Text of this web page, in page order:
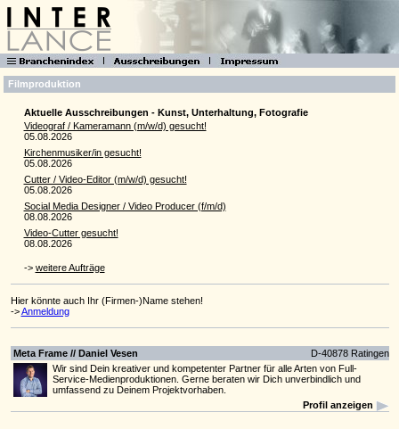
Filmproduktion
Aktuelle Ausschreibungen - Kunst, Unterhaltung, Fotografie
Videograf / Kameramann (m/w/d) gesucht!
05.08.2026
Kirchenmusiker/in gesucht!
05.08.2026
Cutter / Video-Editor (m/w/d) gesucht!
05.08.2026
Social Media Designer / Video Producer (f/m/d)
08.08.2026
Video-Cutter gesucht!
08.08.2026
-> weitere Aufträge
Hier könnte auch Ihr (Firmen-)Name stehen!
->Anmeldung
Meta Frame // Daniel Vesen
D-40878 Ratingen
Wir sind Dein kreativer und kompetenter Partner für alle Arten von Full-
Service-Medienproduktionen. Gerne beraten wir Dich unverbindlich und
umfassend zu Deinem Projektvorhaben.
Profil anzeigen